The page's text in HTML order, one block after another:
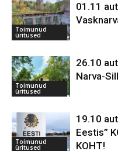
Toimunud
üritused
01.11
Toimunud
üritused
26.10
Narva-
Toimunud
üritused
19.10
Eestis”
KOHT!